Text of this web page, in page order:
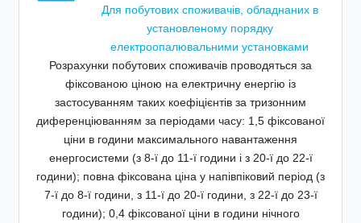
Для побутових споживачів, обладнаних в
установленому порядку
електроопалювальними установками
Розрахунки побутових споживачів проводяться за
фіксованою ціною на електричну енергію із
застосуванням таких коефіцієнтів за тризонним
диференціюванням за періодами часу: 1,5 фіксованої
ціни в години максимального навантаження
енергосистеми (з 8-ї до 11-ї години і з 20-ї до 22-ї
години); повна фіксована ціна у напівпіковий період (з
7-ї до 8-ї години, з 11-ї до 20-ї години, з 22-ї до 23-ї
години); 0,4 фіксованої ціни в години нічного